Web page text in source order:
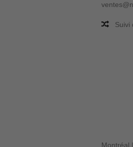
Suivi
Montréal |